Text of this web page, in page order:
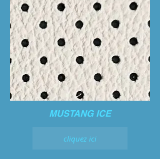
MUSTANG ICE
cliquez ici